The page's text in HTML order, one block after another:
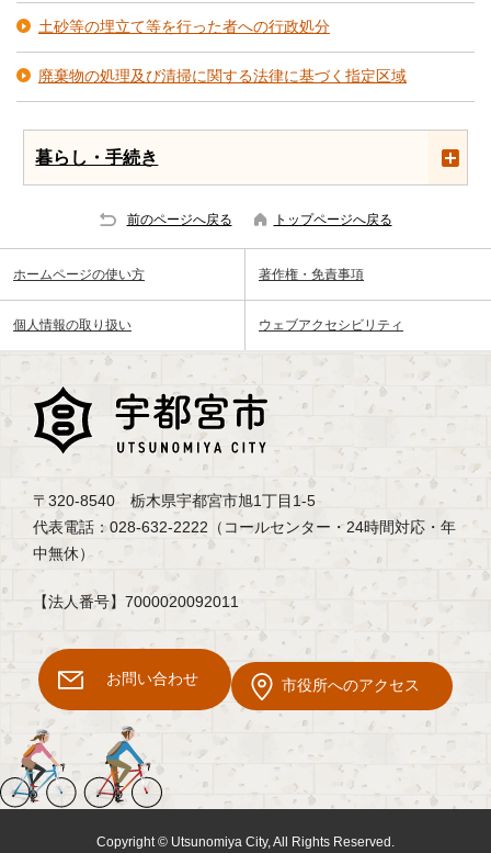
土砂等の埋立て等を行った者への行政処分
廃棄物の処理及び清掃に関する法律に基づく指定区域
暮らし・手続き
前のページへ戻る トップページへ戻る
ホームページの使い方 著作権・免責事項
個人情報の取り扱い ウェブアクセシビリティ
〒320-8540 栃木県宇都宮市旭1丁目1-5
代表電話：028-632-2222（コールセンター・24時間対応・年
中無休）
【法人番号】7000020092011
お問い合わせ 市役所へのアクセス
Copyright © Utsunomiya City, All Rights Reserved.